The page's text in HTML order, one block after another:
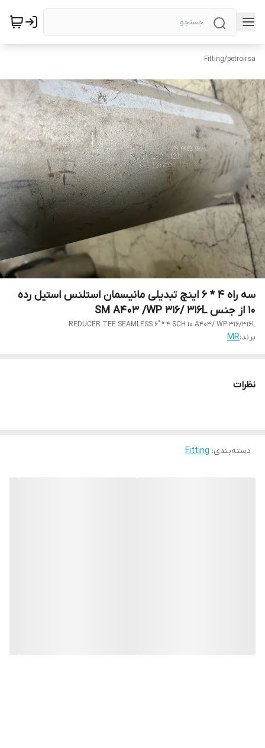
petroirsa
/
Fitting
سه راه 4 * 6 اینچ تبدیلی مانیسمان استلنس استیل رده
10 از جنس SM A403 /WP 316/ 316L
REDUCER TEE SEAMLESS 6" * 4 SCH 10 A403/ WP 316/316L
برند:MR
نظرات
دسته‌بندی:
Fitting